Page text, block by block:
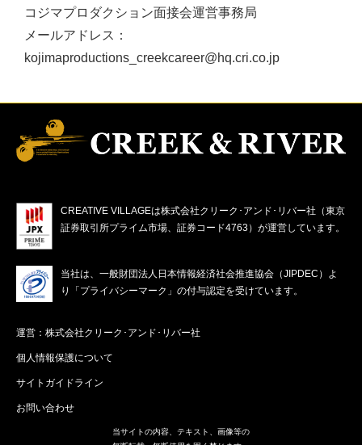
コジマプロダクション面接会運営事務局
メールアドレス：
kojimaproductions_creekcareer@hq.cri.co.jp
CREATIVE VILLAGEは株式会社クリーク･アンド･リバー社（東京
証券取引所プライム市場、証券コード4763）が運営しています。
当社は、一般財団法人日本情報経済社会推進協会（JIPDEC）よ
り「プライバシーマーク」の付与認定を受けています。
運営：株式会社クリーク･アンド･リバー社
個人情報保護について
サイトガイドライン
お問い合わせ
当サイトの内容、テキスト、画像等の